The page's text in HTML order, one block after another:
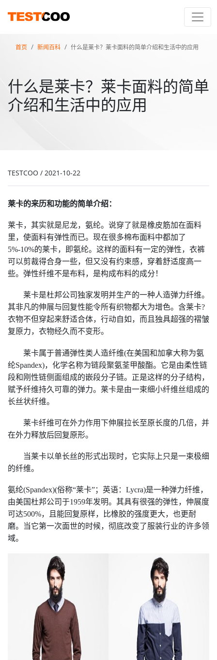
首页 新闻百科 什么是莱卡？莱卡面料的简单介绍和生活中的应用
什么是莱卡？莱卡面料的简单
介绍和生活中的应用
TESTCOO / 2021-10-22
莱卡的来历和功能的简单介绍：
莱卡，其实就是尼龙，氨纶。说穿了就是橡皮筋加在面料
里，使面料有弹性而已。现在很多棉布面料中都加了
5%-10%的莱卡，即氨纶。这样的面料有一定的弹性，衣裤
可以剪裁得合身一些，但又没有约束感，穿着舒适度高一
些。弹性纤维不是布料，是构成布料的成分！
莱卡是杜邦公司独家发明并生产的一种人造弹力纤维。
其非凡的伸展与回复性能令所有织物都大为增色。含莱卡?
衣物不但穿起来舒适合体，行动自如，而且独具超强的褶皱
复原力，衣物经久而不变形。
莱卡属于普通弹性类人造纤维(在美国和加拿大称为氨
纶Spandex)，化学名称为链段聚氨荃甲酸酯。它是由柔性链
段和刚性链侧面组成的嵌段分子链。正是这样的分子结构，
赋予纤维持久可靠的弹力。莱卡是由一束细小纤维丝组成的
长丝状纤维。
莱卡纤维可在外力作用下伸展拉长至原长度的几倍，并
在外力释放后回复原形。
当莱卡以单长丝的形式出现时，它实际上只是一束极细
的纤维。
氨纶(Spandex)(俗称“莱卡”；英语：Lycra)是一种弹力纤维，
由美国杜邦公司于1959年发明。其具有很强的弹性，伸展度
可达500%，且能回复原样，比橡胶的强度更大，也更耐
磨。当它第一次面世的时候，彻底改变了服装行业的许多领
域。